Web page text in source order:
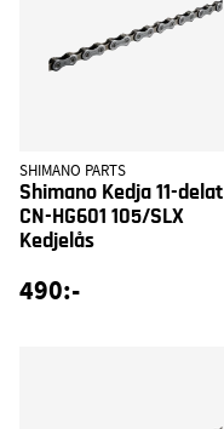
SHIMANO PARTS
Shimano Kedja 11-delat
CN-HG601 105/SLX
Kedjelås
490:-